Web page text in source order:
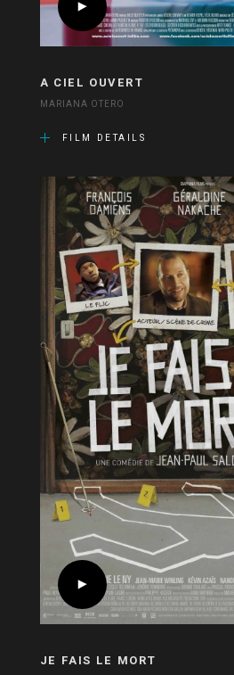
A CIEL OUVERT
MARIANA OTERO
FILM DETAILS
JE FAIS LE MORT